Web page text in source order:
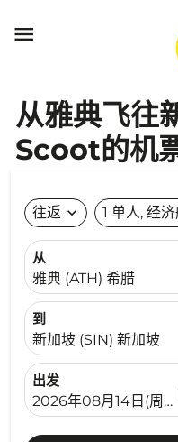

从雅典飞往
Scoot的机
往返 expand_more 1 单人, 经
从
雅典 (ATH) 希腊
到
新加坡 (SIN) 新加坡
出发
fc-booking-
2026年08月14日(周